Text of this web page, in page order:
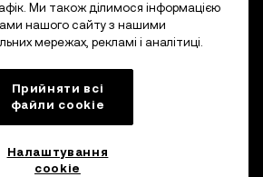
Ми також ділимося інформацією
нашого сайту з нашими
мережах, рекламі і аналітиці.
Прийняти всі
файли сookie
Налаштування
cookie